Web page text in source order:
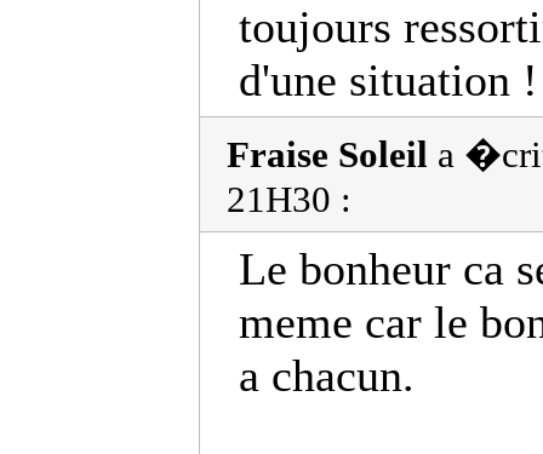
toujours
d'une situation !
Fraise Soleil a
21H30 :
Le bonheur ca
meme car le
a chacun.